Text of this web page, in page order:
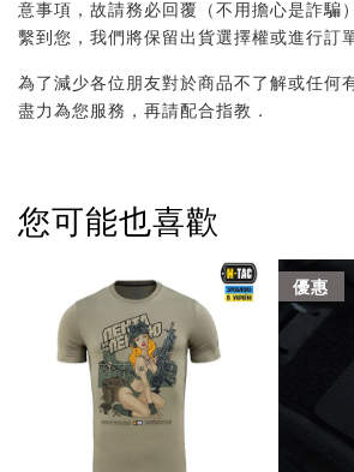
意事項，故請務必回覆（不用擔心是詐騙
繫到您，我們將保留出貨選擇權或進行訂
為了減少各位朋友對於商品不了解或任何
盡力為您服務，再請配合指教．
您可能也喜歡
優惠